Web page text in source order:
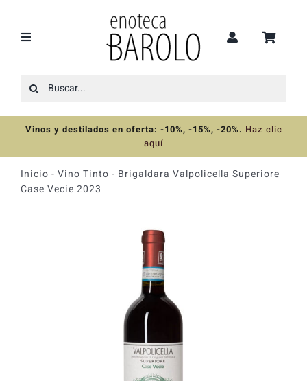
contenido
Toggle
Recomendaciones
Ofertas
Colecciones
Catas y Actividades
Buscar:
Vinos y destilados en oferta: -10%, -15%, -20%. Haz clic
aquí
Inicio - Vino Tinto - Brigaldara Valpolicella Superiore
Case Vecie 2023